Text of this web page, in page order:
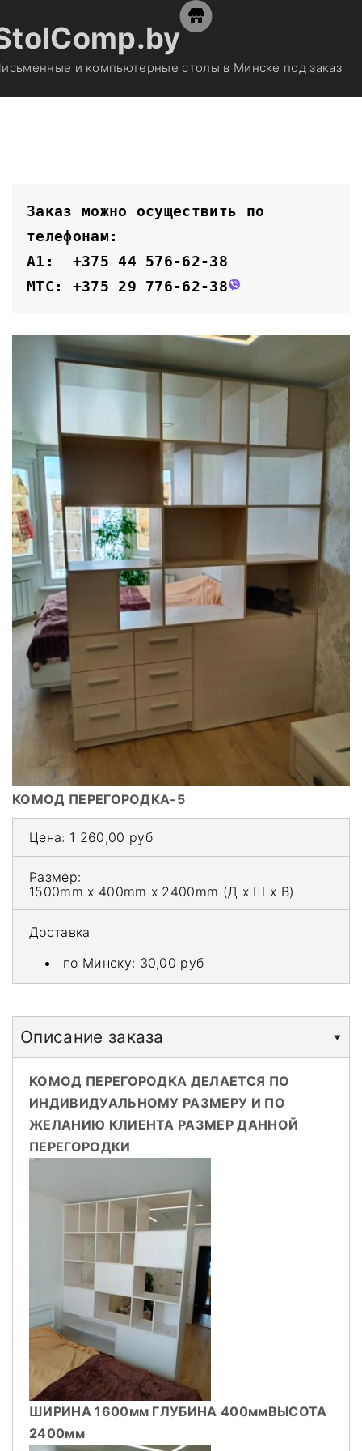
k
i
p
t
и компьютерные столы в Минске под заказ
Заказ можно осуществить по
телефонам:
A1:  +375 44 576-62-38
MTC: +375 29 776-62-38
КОМОД ПЕРЕГОРОДКА-5
Цена: 1 260,00 руб
Размер:
1500mm x 400mm x 2400mm (Д x Ш x В)
Доставка
по Минску: 30,00 руб
Описание заказа
КОМОД ПЕРЕГОРОДКА ДЕЛАЕТСЯ ПО
ИНДИВИДУАЛЬНОМУ РАЗМЕРУ И ПО
ЖЕЛАНИЮ КЛИЕНТА РАЗМЕР ДАННОЙ
ПЕРЕГОРОДКИ
ШИРИНА 1600мм ГЛУБИНА 400ммВЫСОТА
2400мм